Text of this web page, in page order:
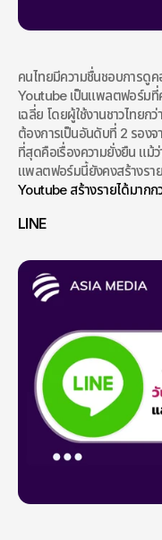
คนไทยมีความชื่นชอบการดูค
Youtube เป็นแพลตฟอร์มที่ค
เฉลี่ย โดยผู้ใช้งานชาวไทย
ต้องการเป็นอันดับที่ 2 รอง
ที่สุดคือเรื่องความยั่งยืน แม้
Youtube สร้างรายได้มาก
LINE